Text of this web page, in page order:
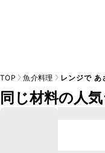
TOP 魚介料理 レンジで あ
同じ材料の人